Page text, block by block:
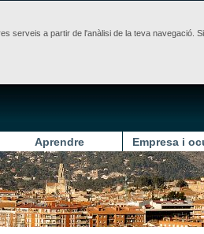
serveis a partir de l'anàlisi de la teva navegació.
Aprendre Empresa i